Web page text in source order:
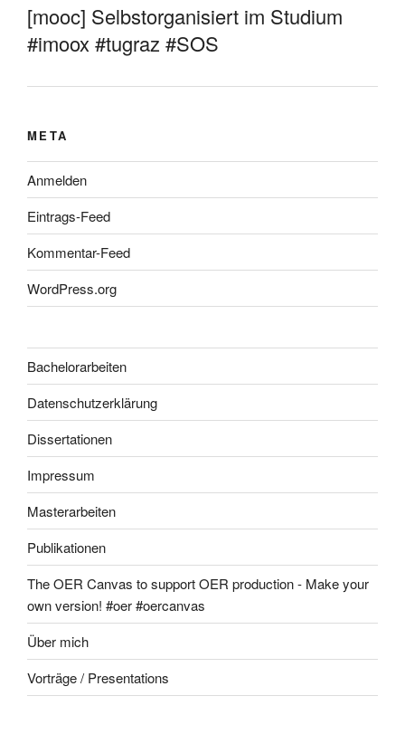
[mooc] Selbstorganisiert im Studium
#imoox #tugraz #SOS
META
Anmelden
Eintrags-Feed
Kommentar-Feed
WordPress.org
Bachelorarbeiten
Datenschutzerklärung
Dissertationen
Impressum
Masterarbeiten
Publikationen
The OER Canvas to support OER production - Make your
own version! #oer #oercanvas
Über mich
Vorträge / Presentations